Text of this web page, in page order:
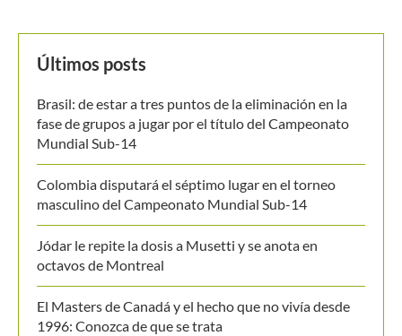
Últimos posts
Brasil: de estar a tres puntos de la eliminación en la
fase de grupos a jugar por el título del Campeonato
Mundial Sub-14
Colombia disputará el séptimo lugar en el torneo
masculino del Campeonato Mundial Sub-14
Jódar le repite la dosis a Musetti y se anota en
octavos de Montreal
El Masters de Canadá y el hecho que no vivía desde
1996: Conozca de que se trata